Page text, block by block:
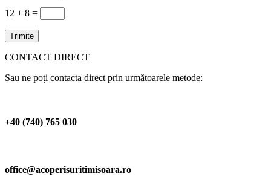
12 + 8 =
Trimite
CONTACT DIRECT
Sau ne poți contacta direct prin următoarele metode:
+40 (740) 765 030
office@acoperisuritimisoara.ro